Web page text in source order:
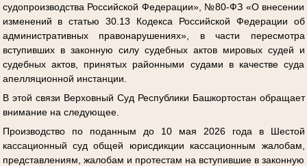
судопроизводства Российской Федерации», №80-ФЗ «О внесении
изменений в статью 30.13 Кодекса Российской Федерации об
административных правонарушениях», в части пересмотра
вступивших в законную силу судебных актов мировых судей и
судебных актов, принятых районными судами в качестве суда
апелляционной инстанции.
В этой связи Верховный Суд Республики Башкортостан обращает
внимание на следующее.
Производство по поданным до 10 мая 2026 года в Шестой
кассационный суд общей юрисдикции кассационным жалобам,
представлениям, жалобам и протестам на вступившие в законную